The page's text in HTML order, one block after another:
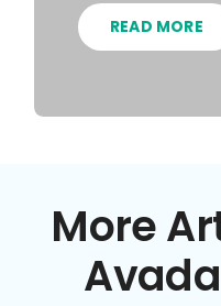
READ MORE
More